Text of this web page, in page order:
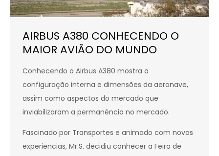
AIRBUS A380 CONHECENDO O
MAIOR AVIÃO DO MUNDO
Conhecendo o Airbus A380 mostra a
configuração interna e dimensões da aeronave,
assim como aspectos do mercado que
inviabilizaram a permanência no mercado.
Fascinado por Transportes e animado com novas
experiencias, Mr.S. decidiu conhecer a Feira de